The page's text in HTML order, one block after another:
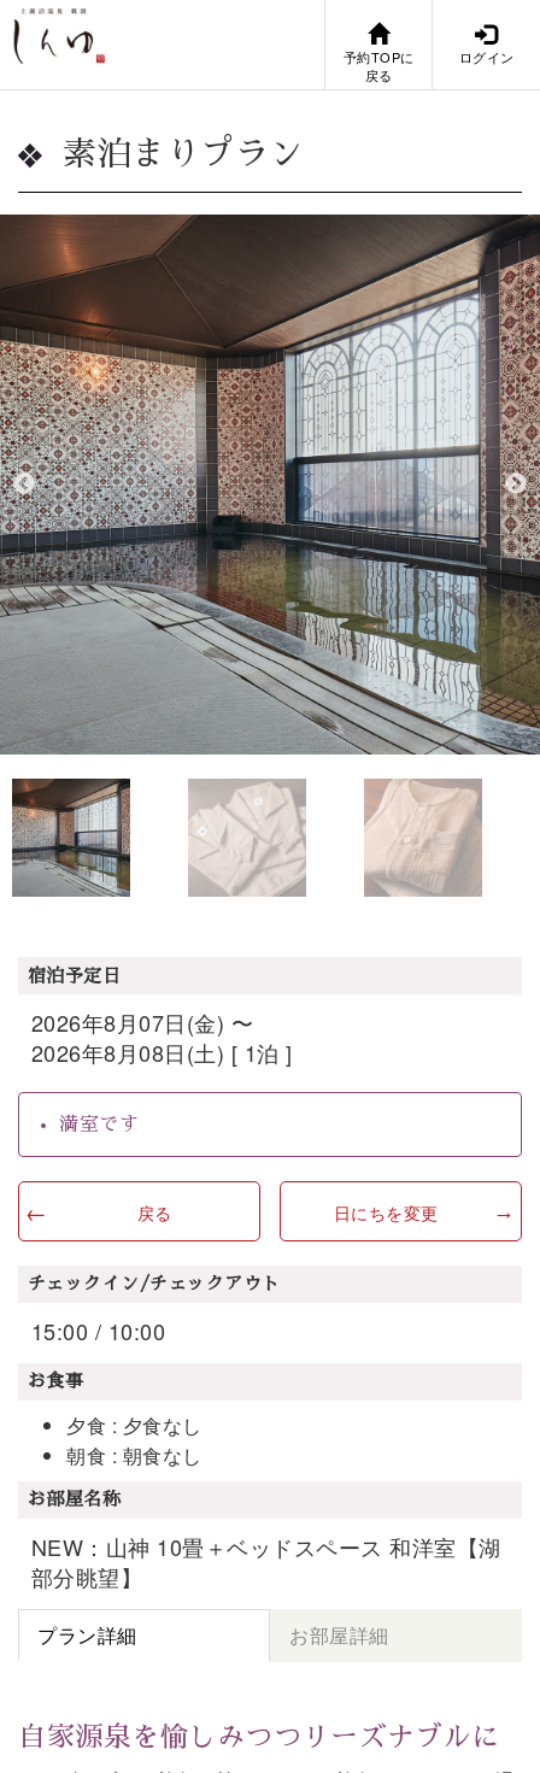
予約TOPに
戻る
ログイン
素泊まりプラン
宿泊予定日
2026年8月07日(金) 〜
2026年8月08日(土) [ 1泊 ]
満室です
戻る 日にちを変更
チェックイン/チェックアウト
15:00 / 10:00
お食事
夕食 : 夕食なし
朝食 : 朝食なし
お部屋名称
NEW：山神 10畳＋ベッドスペース 和洋室【湖
部分眺望】
プラン詳細 お部屋詳細
自家源泉を愉しみつつリーズナブルに